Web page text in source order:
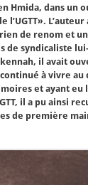
Hmida, dans un
l’UGTT».
de renom et
de syndicaliste
il avait
à vivre
et ayant eu
il a pu ainsi
de première